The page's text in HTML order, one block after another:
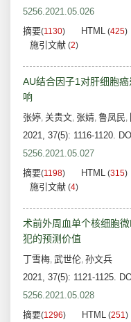
5256.2021.05.026
摘要(1130) HTML (425)
施引文献 (2)
AU结合因子1对肝细胞
响
张婷, 关贵文, 张婧, 鲁凤民,
2021, 37(5): 1116-1120.
5256.2021.05.027
摘要(1198) HTML (315)
施引文献 (4)
术前外周血单个核细胞
犯的预测价值
丁雪梅, 武世伦, 孙文兵
2021, 37(5): 1121-1125.
5256.2021.05.028
摘要(1296) HTML (251)